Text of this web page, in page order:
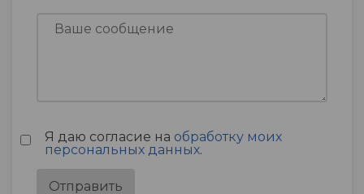
Я даю согласие на обработку моих
персональных данных.